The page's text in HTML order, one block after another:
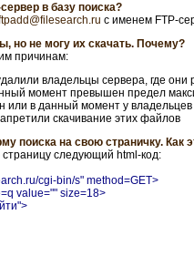
в базу поиска?
с именем FTP-
не могу их скачать. Почему?
причинам:
владельцы сервера, где они
момент превышен предел
или в данный момент у
скачивание этих файлов
поиска на свою страничку. Как
следующий html-код:
cgi-bin/s" method=GET>
value="" size=18>